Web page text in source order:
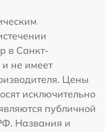
в Санкт-
и не имеет
Цены
исключительно
публичной
Названия и